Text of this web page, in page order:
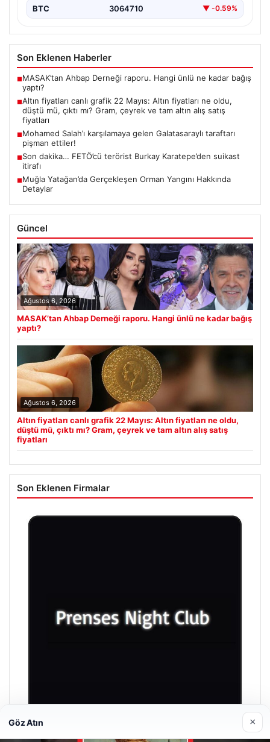
BTC 3064710 ▼ -0.59%
Son Eklenen Haberler
■MASAK’tan Ahbap Derneği raporu. Hangi ünlü ne kadar bağış
yaptı?
■Altın fiyatları canlı grafik 22 Mayıs: Altın fiyatları ne oldu,
düştü mü, çıktı mı? Gram, çeyrek ve tam altın alış satış
fiyatları
■Mohamed Salah’ı karşılamaya gelen Galatasaraylı taraftarı
pişman ettiler!
■Son dakika… FETÖ’cü terörist Burkay Karatepe’den suikast
itirafı
■Muğla Yatağan’da Gerçekleşen Orman Yangını Hakkında
Detaylar
Güncel
Ağustos 6, 2026
MASAK’tan Ahbap Derneği raporu. Hangi ünlü ne kadar bağış
yaptı?
Ağustos 6, 2026
Altın fiyatları canlı grafik 22 Mayıs: Altın fiyatları ne oldu,
düştü mü, çıktı mı? Gram, çeyrek ve tam altın alış satış
fiyatları
Son Eklenen Firmalar
Göz Atın ×